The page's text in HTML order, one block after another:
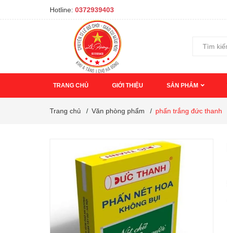
Hotline: 0372939403
TRANG CHỦ GIỚI THIỆU SẢN PHẨM
Trang chủ / Văn phòng phẩm / phấn trắng đức thanh